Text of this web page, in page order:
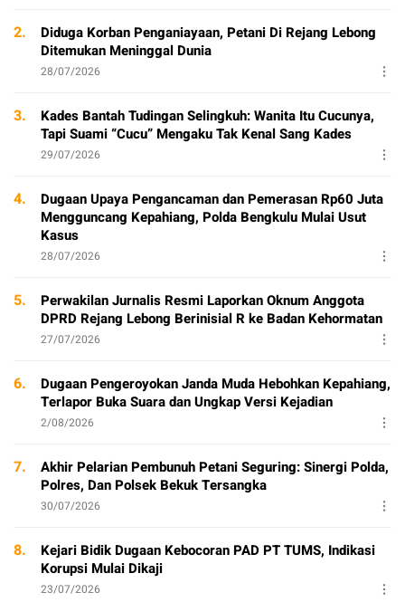
2.
Diduga Korban Penganiayaan, Petani Di Rejang Lebong
Ditemukan Meninggal Dunia
28/07/2026
3.
Kades Bantah Tudingan Selingkuh: Wanita Itu Cucunya,
Tapi Suami “Cucu” Mengaku Tak Kenal Sang Kades
29/07/2026
4.
Dugaan Upaya Pengancaman dan Pemerasan Rp60 Juta
Mengguncang Kepahiang, Polda Bengkulu Mulai Usut
Kasus
28/07/2026
5.
Perwakilan Jurnalis Resmi Laporkan Oknum Anggota
DPRD Rejang Lebong Berinisial R ke Badan Kehormatan
27/07/2026
6.
Dugaan Pengeroyokan Janda Muda Hebohkan Kepahiang,
Terlapor Buka Suara dan Ungkap Versi Kejadian
2/08/2026
7.
Akhir Pelarian Pembunuh Petani Seguring: Sinergi Polda,
Polres, Dan Polsek Bekuk Tersangka
30/07/2026
8.
Kejari Bidik Dugaan Kebocoran PAD PT TUMS, Indikasi
Korupsi Mulai Dikaji
23/07/2026